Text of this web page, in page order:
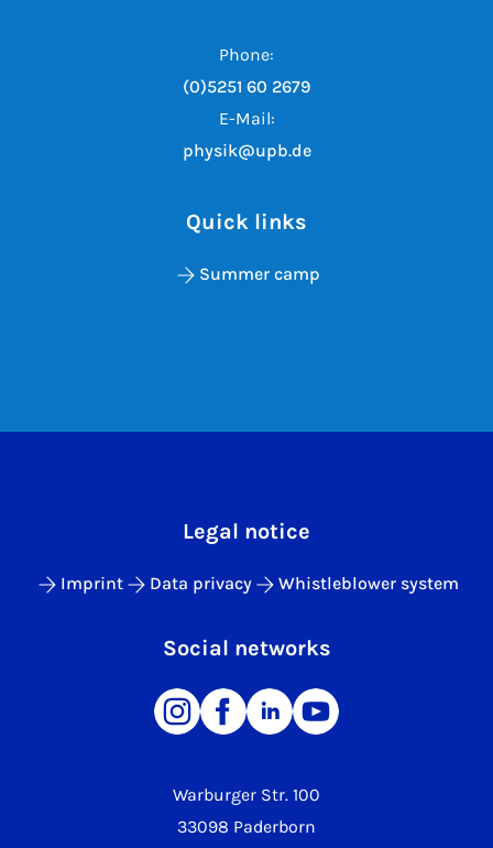
Phone:
(0)5251 60 2679
E-Mail:
physik@upb.de
Quick links
Summer camp
Warburger Str. 100
33098 Paderborn
Legal notice
Imprint Data privacy Whistleblower system
Social networks